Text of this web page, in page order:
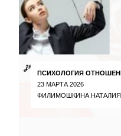
ПСИХОЛОГИЯ
23 МАРТА 2026
ФИЛИМОШКИНА НАТАЛИЯ